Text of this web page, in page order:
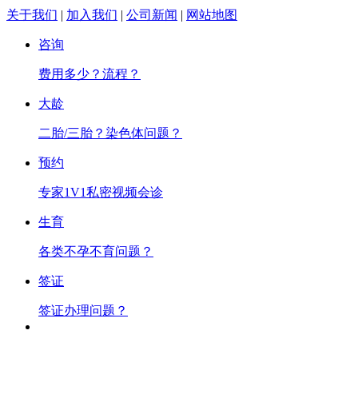
关于我们 | 加入我们 | 公司新闻 | 网站地图
咨询
费用多少？流程？
大龄
二胎/三胎？染色体问题？
预约
专家1V1私密视频会诊
生育
各类不孕不育问题？
签证
签证办理问题？